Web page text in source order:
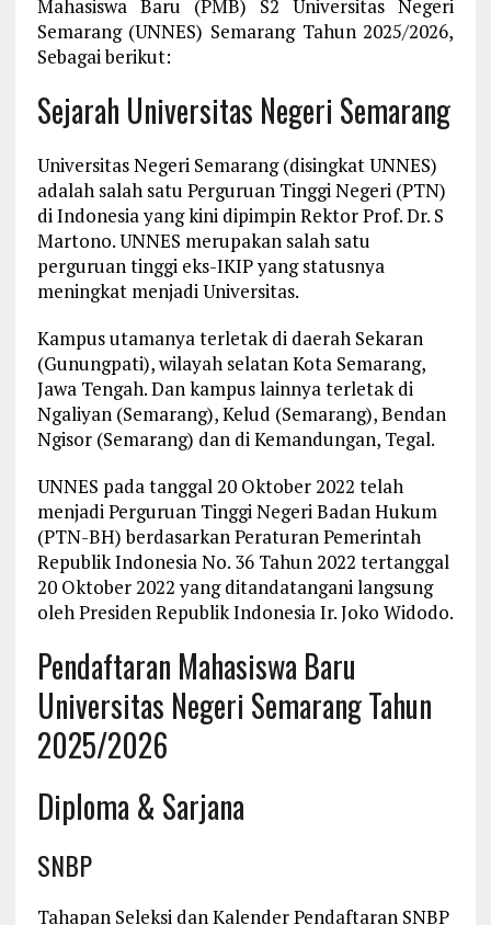
Mahasiswa Baru (PMB) S2 Universitas Negeri
Semarang (UNNES) Semarang Tahun 2025/2026,
Sebagai berikut:
Sejarah Universitas Negeri Semarang
Universitas Negeri Semarang (disingkat UNNES)
adalah salah satu Perguruan Tinggi Negeri (PTN)
di Indonesia yang kini dipimpin Rektor Prof. Dr. S
Martono. UNNES merupakan salah satu
perguruan tinggi eks-IKIP yang statusnya
meningkat menjadi Universitas.
Kampus utamanya terletak di daerah Sekaran
(Gunungpati), wilayah selatan Kota Semarang,
Jawa Tengah. Dan kampus lainnya terletak di
Ngaliyan (Semarang), Kelud (Semarang), Bendan
Ngisor (Semarang) dan di Kemandungan, Tegal.
UNNES pada tanggal 20 Oktober 2022 telah
menjadi Perguruan Tinggi Negeri Badan Hukum
(PTN-BH) berdasarkan Peraturan Pemerintah
Republik Indonesia No. 36 Tahun 2022 tertanggal
20 Oktober 2022 yang ditandatangani langsung
oleh Presiden Republik Indonesia Ir. Joko Widodo.
Pendaftaran Mahasiswa Baru
Universitas Negeri Semarang Tahun
2025/2026
Diploma & Sarjana
SNBP
Tahapan Seleksi dan Kalender Pendaftaran SNBP